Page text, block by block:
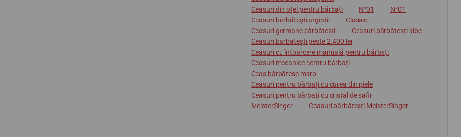
Ceasuri din oțel pentru bărbați
N°01
N°01
Ceasuri bărbătești argintii
Classic
Ceasuri germane bărbătești
Ceasuri bărbătești albe
Ceasuri bărbătești peste 2.400 lei
Ceasuri cu întoarcere manuală pentru bărbați
Ceasuri mecanice pentru bărbați
Ceas bărbătesc maro
Ceasuri pentru bărbați cu curea din piele
Ceasuri pentru bărbați cu cristal de safir
MeisterSinger
Ceasuri bărbătești MeisterSinger